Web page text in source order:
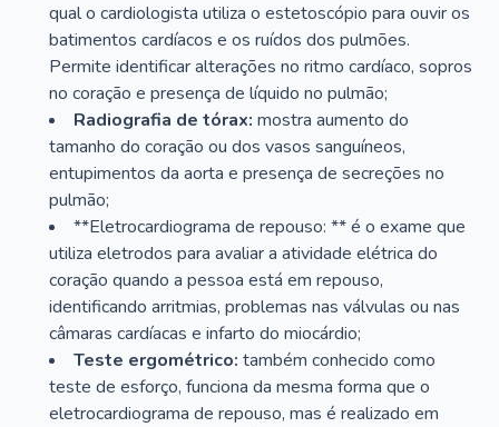
qual o cardiologista utiliza o estetoscópio para ouvir os
batimentos cardíacos e os ruídos dos pulmões.
Permite identificar alterações no ritmo cardíaco, sopros
no coração e presença de líquido no pulmão;
Radiografia de tórax: mostra aumento do
tamanho do coração ou dos vasos sanguíneos,
entupimentos da aorta e presença de secreções no
pulmão;
**Eletrocardiograma de repouso: ** é o exame que
utiliza eletrodos para avaliar a atividade elétrica do
coração quando a pessoa está em repouso,
identificando arritmias, problemas nas válvulas ou nas
câmaras cardíacas e infarto do miocárdio;
Teste ergométrico: também conhecido como
teste de esforço, funciona da mesma forma que o
eletrocardiograma de repouso, mas é realizado em